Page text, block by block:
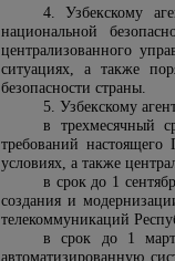
4. Узбекскому
национальной
централизованного
ситуациях, а также
безопасности страны.
5. Узбекскому
в трехмесячный
требований настоящего
условиях, а также
в срок до 1
создания и
телекоммуникаций
в срок до 1
автоматизированную